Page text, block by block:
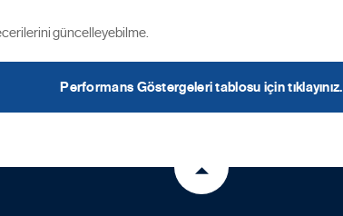
güncelleyebilme.
Performans Göstergeleri tablosu için tıklayınız.